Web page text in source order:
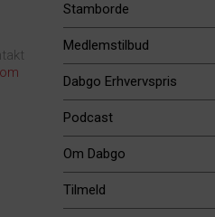
Stamborde
Medlemstilbud
Dabgo Erhvervspris
Podcast
Om Dabgo
Tilmeld